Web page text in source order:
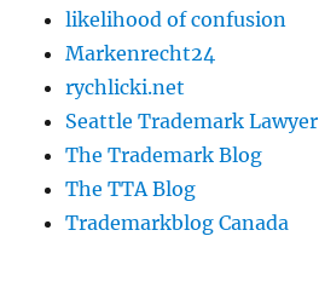
likelihood of confusion
Markenrecht24
rychlicki.net
Seattle Trademark Lawyer
The Trademark Blog
The TTA Blog
Trademarkblog Canada